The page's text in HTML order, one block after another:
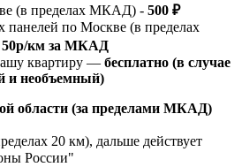
(в пределах МКАД) - 500 ₽
панелей по Москве (в пределах
50р/км за МКАД
квартиру — бесплатно (в случае
и необъемный)
области (за пределами МКАД)
20 км), дальше действует
России"